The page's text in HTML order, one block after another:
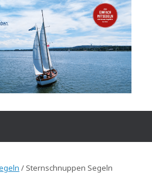
/ Sternschnuppen Segeln